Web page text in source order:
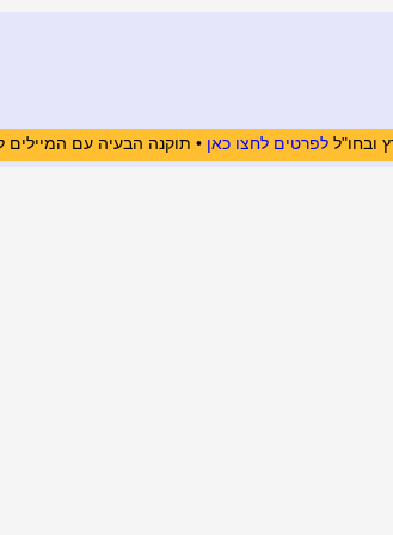
ובחו"ללפרטים לחצו כאן • תוקנה הבעיה עם